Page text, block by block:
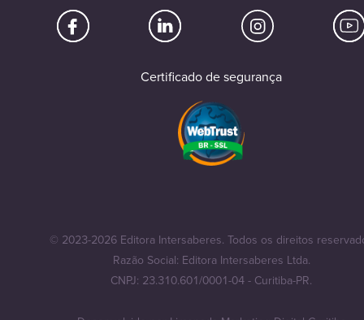
Certificado de segurança
© 2023-2026 Editora Intersaberes. Todos os direitos
Razão Social: Editora Intersaberes Ltda.
CNPJ: 23.310.601/0001-04 - Curitiba-PR.